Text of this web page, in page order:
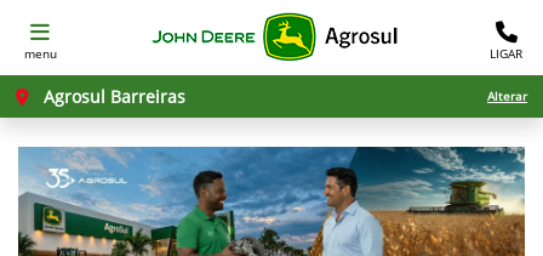
menu LIGAR
Agrosul Barreiras Alterar